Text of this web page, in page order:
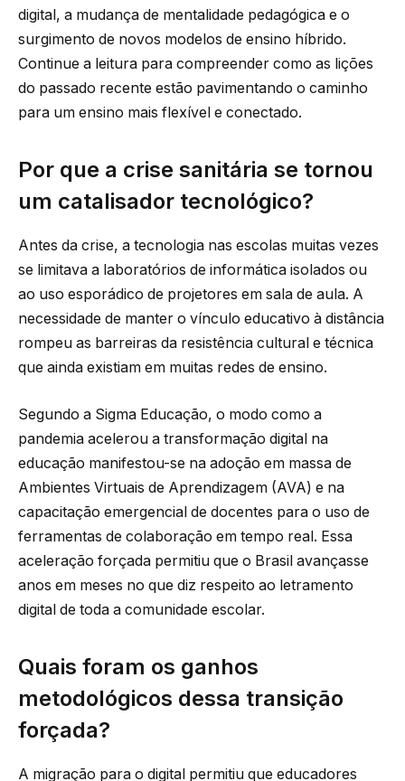
digital, a mudança de mentalidade pedagógica e o
surgimento de novos modelos de ensino híbrido.
Continue a leitura para compreender como as lições
do passado recente estão pavimentando o caminho
para um ensino mais flexível e conectado.
Por que a crise sanitária se tornou
um catalisador tecnológico?
Antes da crise, a tecnologia nas escolas muitas vezes
se limitava a laboratórios de informática isolados ou
ao uso esporádico de projetores em sala de aula. A
necessidade de manter o vínculo educativo à distância
rompeu as barreiras da resistência cultural e técnica
que ainda existiam em muitas redes de ensino.
Segundo a Sigma Educação, o modo como a
pandemia acelerou a transformação digital na
educação manifestou-se na adoção em massa de
Ambientes Virtuais de Aprendizagem (AVA) e na
capacitação emergencial de docentes para o uso de
ferramentas de colaboração em tempo real. Essa
aceleração forçada permitiu que o Brasil avançasse
anos em meses no que diz respeito ao letramento
digital de toda a comunidade escolar.
Quais foram os ganhos
metodológicos dessa transição
forçada?
A migração para o digital permitiu que educadores